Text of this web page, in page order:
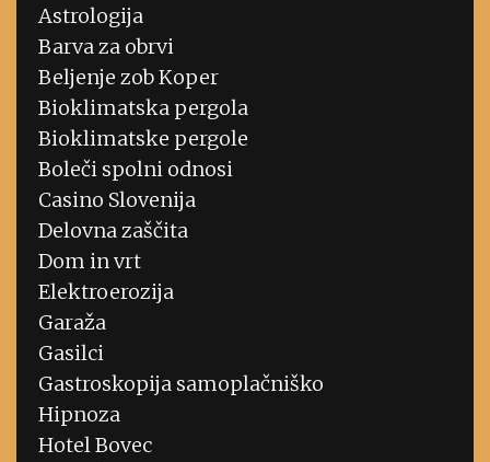
Astrologija
Barva za obrvi
Beljenje zob Koper
Bioklimatska pergola
Bioklimatske pergole
Boleči spolni odnosi
Casino Slovenija
Delovna zaščita
Dom in vrt
Elektroerozija
Garaža
Gasilci
Gastroskopija samoplačniško
Hipnoza
Hotel Bovec